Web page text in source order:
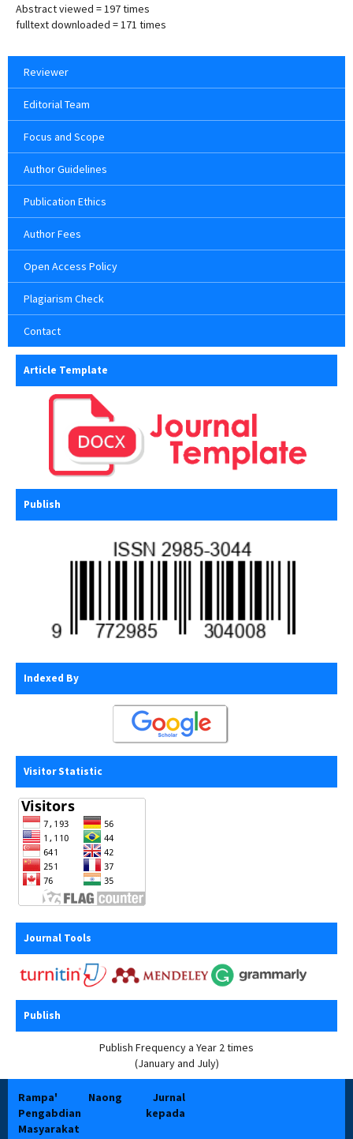
Abstract viewed = 197 times
fulltext downloaded = 171 times
Reviewer
Editorial Team
Focus and Scope
Author Guidelines
Publication Ethics
Author Fees
Open Access Policy
Plagiarism Check
Contact
Article Template
Publish
Indexed By
Visitor Statistic
Journal Tools
Publish
Publish Frequency a Year 2 times
(January and July)
Rampa' Naong Jurnal
Pengabdian kepada
Masyarakat